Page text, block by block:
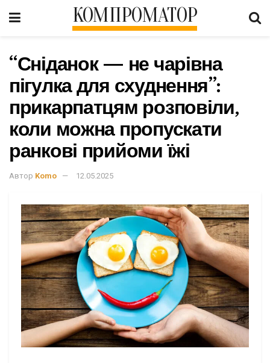
КОМПРОМАТОР
“Сніданок — не чарівна
пігулка для схуднення”:
прикарпатцям розповіли,
коли можна пропускати
ранкові прийоми їжі
Автор Komo 12.05.2025